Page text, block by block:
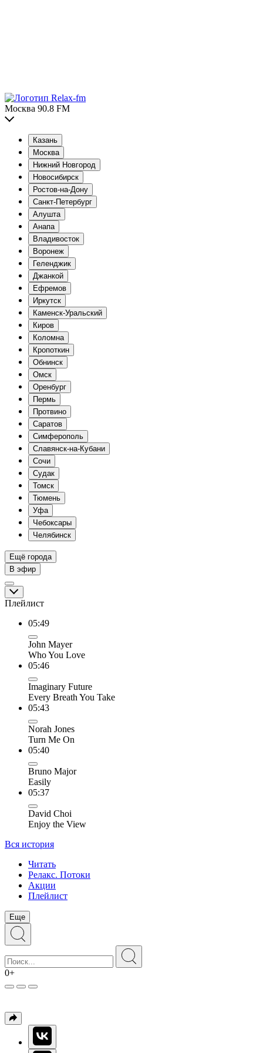
Москва 90.8 FM
Казань
Москва
Нижний Новгород
Новосибирск
Ростов-на-Дону
Санкт-Петербург
Алушта
Анапа
Владивосток
Воронеж
Геленджик
Джанкой
Ефремов
Иркутск
Каменск-Уральский
Киров
Коломна
Кропоткин
Обнинск
Омск
Оренбург
Пермь
Протвино
Саратов
Симферополь
Славянск-на-Кубани
Сочи
Судак
Томск
Тюмень
Уфа
Чебоксары
Челябинск
Ещё города
В эфир
Плейлист
05:49
John Mayer
Who You Love
05:46
Imaginary Future
Every Breath You Take
05:43
Norah Jones
Turn Me On
05:40
Bruno Major
Easily
05:37
David Choi
Enjoy the View
Вся история
Читать
Релакс. Потоки
Акции
Плейлист
Еще
0+